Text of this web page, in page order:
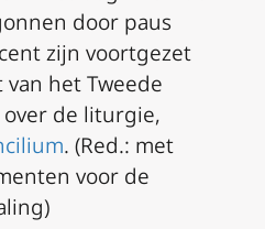
door paus
zijn voortgezet
het Tweede
over de liturgie,
. (Red.: met
voor de